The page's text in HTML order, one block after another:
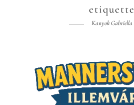
etiquette
Kanyok Gabriella